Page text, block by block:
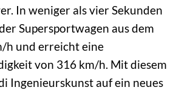
In weniger als vier Sekunden
Supersportwagen aus dem
h und erreicht eine
von 316 km/h. Mit diesem
Ingenieurskunst auf ein neues